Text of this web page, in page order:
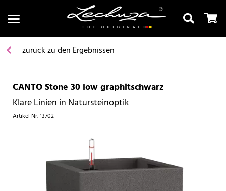
Suchen
zurück zu den Ergebnissen
CANTO Stone 30 low graphitschwarz
Klare Linien in Natursteinoptik
Artikel Nr.13702